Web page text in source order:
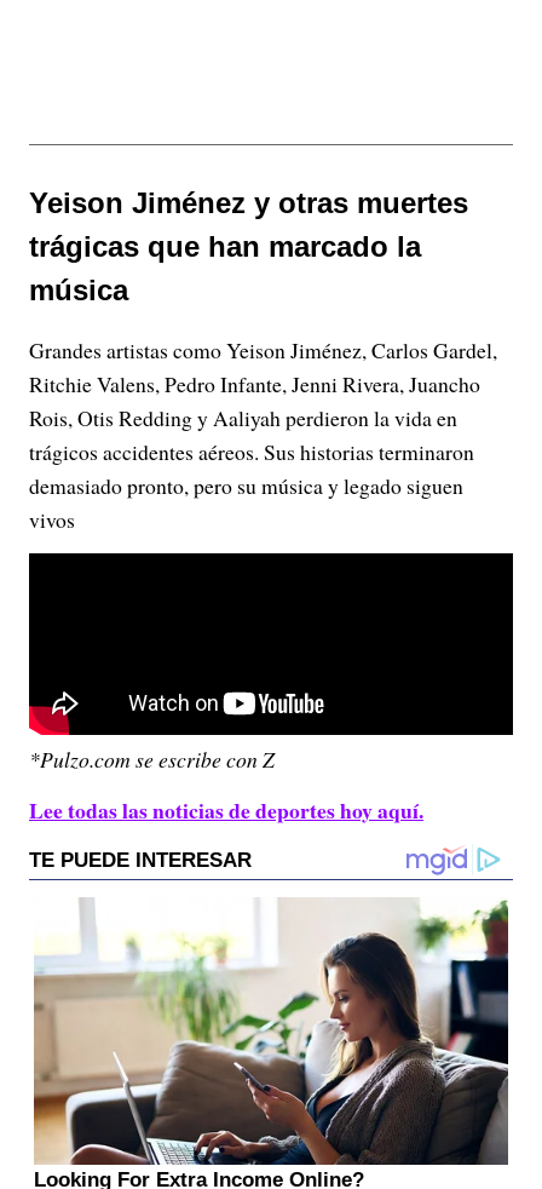
Yeison Jiménez y otras muertes
trágicas que han marcado la
música
Grandes artistas como Yeison Jiménez, Carlos Gardel,
Ritchie Valens, Pedro Infante, Jenni Rivera, Juancho
Rois, Otis Redding y Aaliyah perdieron la vida en
trágicos accidentes aéreos. Sus historias terminaron
demasiado pronto, pero su música y legado siguen
vivos
*Pulzo.com se escribe con Z
Lee todas las noticias de deportes hoy aquí.